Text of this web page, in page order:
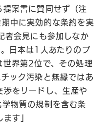
提案書に賛同せず（注
中に実効的な条約を実
者会見にも参加しなか
日本は1人あたりのプ
世界第2位で、その処理
ック汚染と無縁ではあ
渉をリードし、生産や
物質の規制を含む条
す」